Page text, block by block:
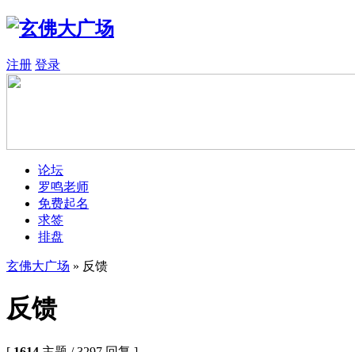
注册 登录
论坛
罗鸣老师
免费起名
求签
排盘
玄佛大广场 » 反馈
反馈